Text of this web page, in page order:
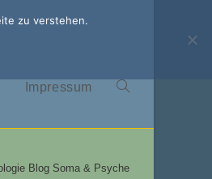
Impressum Website-
Suche
umschalten
Blog Soma & Psyche
zu verstehen.